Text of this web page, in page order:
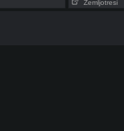
Zemljotresi